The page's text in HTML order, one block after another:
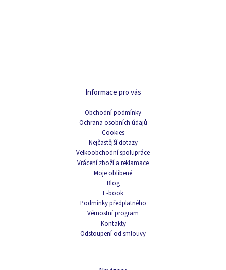
Informace pro vás
Obchodní podmínky
Ochrana osobních údajů
Cookies
Nejčastější dotazy
Velkoobchodní spolupráce
Vrácení zboží a reklamace
Moje oblíbené
Blog
E-book
Podmínky předplatného
Věrnostní program
Kontakty
Odstoupení od smlouvy